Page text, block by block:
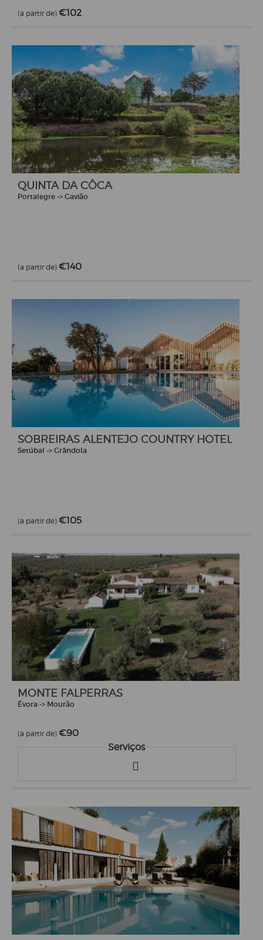
(a partir de) €102
QUINTA DA CÔCA
Portalegre -> Gavião
(a partir de) €140
SOBREIRAS ALENTEJO COUNTRY HOTEL
Setúbal -> Grândola
(a partir de) €105
MONTE FALPERRAS
Évora -> Mourão
(a partir de) €90
Serviços